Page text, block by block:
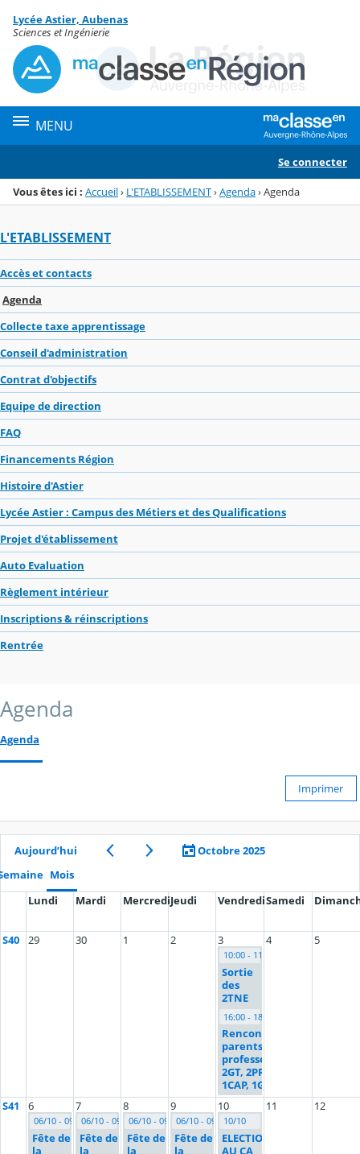
Menu de la rubrique
Contenu
Lycée Astier, Aubenas
Sciences et Ingénierie
MENU
Se connecter
Vous êtes ici : Accueil› L'ETABLISSEMENT›Agenda›Agenda
L'ETABLISSEMENT
Accès et contacts
Agenda
Collecte taxe apprentissage
Conseil d'administration
Contrat d'objectifs
Equipe de direction
FAQ
Financements Région
Histoire d'Astier
Lycée Astier : Campus des Métiers et des Qualifications
Projet d'établissement
Auto Evaluation
Règlement intérieur
Inscriptions & réinscriptions
Rentrée
Agenda
Agenda
Imprimer
Aujourd’hui
Octobre 2025
Mois
Lundi
Mardi MercrediJeudi VendrediSamedi
S40 29 30 1 2 3
10:00 - 11:00
Sortie
des
2TNE
16:00 - 18:00
Rencontre
parents
professeurs
2GT, 2PRO,
1CAP, 1GT
4 5
S41 6
06/10 - 09/10
Fête de
la
7
06/10 - 09/10
Fête de
la
8
06/10 - 09/10
Fête de
la
9
06/10 - 09/10
Fête de
la
10
10/10
ELECTIONS
AU CA
11 12